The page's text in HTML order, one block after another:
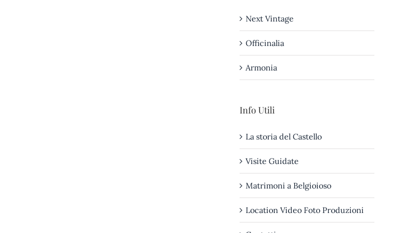
Next Vintage
Officinalia
Armonia
Info Utili
La storia del Castello
Visite Guidate
Matrimoni a Belgioioso
Location Video Foto Produzioni